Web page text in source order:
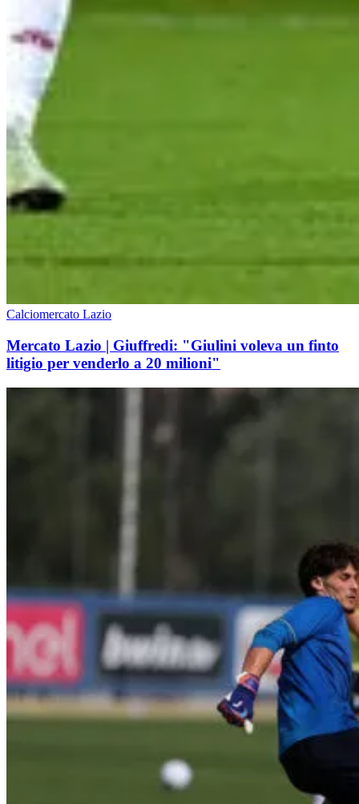
Calciomercato Lazio
Mercato Lazio | Giuffredi: "Giulini voleva un finto
litigio per venderlo a 20 milioni"